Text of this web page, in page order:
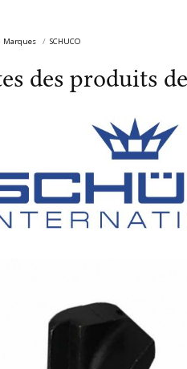
Marques SCHUCO
des produits